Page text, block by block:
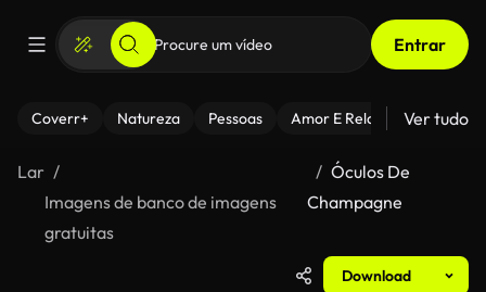
Entrar
Coverr+ Natureza Pessoas Amor E Relacionamentos
Ver tudo
Lar
Imagens de banco de imagens
gratuitas
Óculos De
Champagne
Download